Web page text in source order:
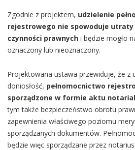
Zgodnie z projektem, udzielenie
rejestrowego nie spowoduje utraty
czynności prawnych i będzie mogło
oznaczony lub nieoznaczony.
Projektowana ustawa przewiduje, że z
doniosłość, pełnomocnictwo
sporządzone w formie aktu
tym także bezpieczeństwo obrotu
zapewnienia właściwego poziomu
sporządzanych dokumentów.
będzie więc sporządzane przez